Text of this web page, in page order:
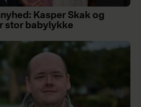
Kasper Skak og
stor babylykke